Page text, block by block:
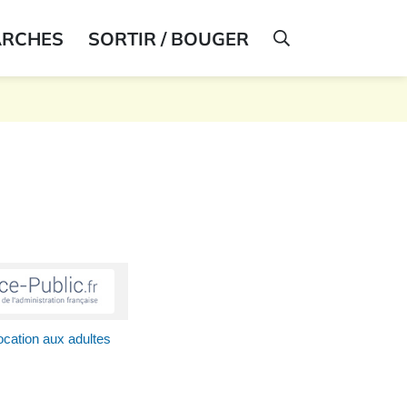
SORTIR / BOUGER AFFICHER LA
aux adultes